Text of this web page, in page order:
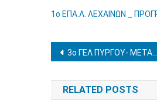
1ο ΕΠΑ.Λ. ΛΕΧΑΙΝΩΝ _
Πλοήγηση
άρθρων
3ο ΓΕΛ ΠΥΡΓΟΥ- ΜΕΤΑΚΙΝΗΣΗ ΜΟΝΟΗΜΕΡΗ ΑΘΗΝΑ -ΒΟΥΛΗ ΤΩΝ ΕΛΛΗΝΩΝ, 13/2/2023
RELATED POSTS